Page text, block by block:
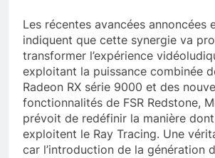
Les récentes avancées annoncées
indiquent que cette synergie va
transformer l’expérience
exploitant la puissance combinée
Radeon RX série 9000 et des
fonctionnalités de FSR Redstone,
prévoit de redéfinir la manière
exploitent le Ray Tracing. Une
car l’introduction de la génération